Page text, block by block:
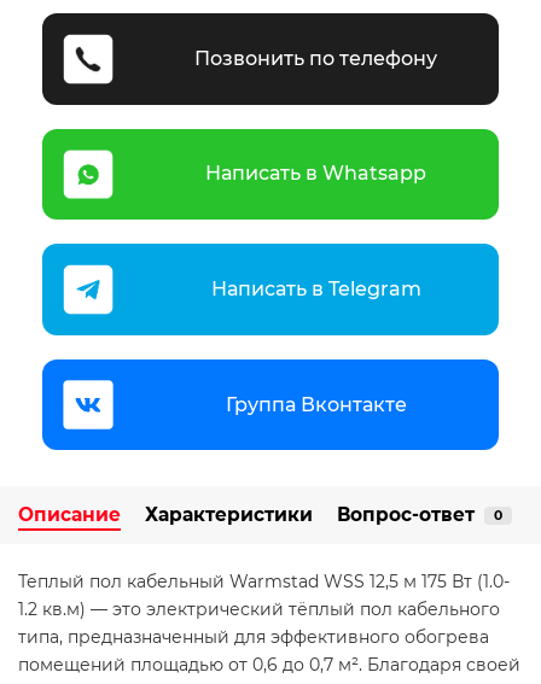
Позвонить по телефону
Написать в Whatsapp
Написать в Telegram
Группа Вконтакте
Описание Характеристики Вопрос-ответ 0
Теплый пол кабельный Warmstad WSS 12,5 м 175 Вт (1.0-
1.2 кв.м) — это электрический тёплый пол кабельного
типа, предназначенный для эффективного обогрева
помещений площадью от 0,6 до 0,7 м². Благодаря своей